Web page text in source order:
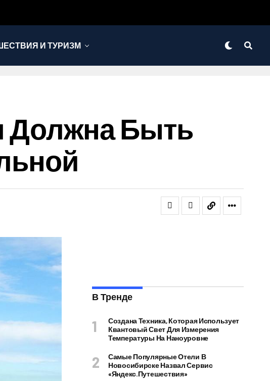
И ТУРИЗМ
Должна Быть
В Тренде
Создана Техника, Которая Использует
Квантовый Свет Для Измерения
Температуры На Наноуровне
Самые Популярные Отели В
Новосибирске Назвал Сервис
«Яндекс.Путешествия»